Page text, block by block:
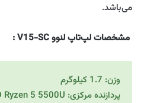
می‌باشد.
مشخصات لپ‌تاپ لنوو V15-SC :
وزن: 1.7 کیلوگرم
پردازنده مرکزی: AMD Ryzen 5 5500U